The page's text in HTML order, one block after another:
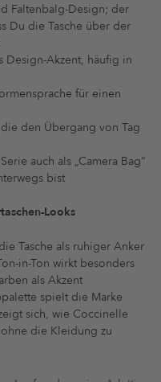
Faltenbalg-Design; der
Du die Tasche über der
Design-Akzent, häufig in
für einen
den Übergang von Tag
auch als „Camera Bag“
bist
Looks
Tasche als ruhiger Anker
in-Ton wirkt besonders
als Akzent
spielt die Marke
sich, wie Coccinelle
die Kleidung zu